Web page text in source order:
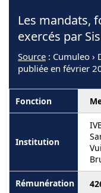
Les mandats,
exercés par
Source : Cumuleo ›
publiée en février